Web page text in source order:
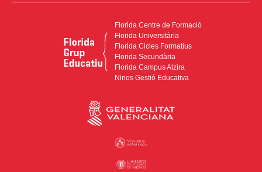
Florida Centre de Formació
Florida Universitària
Florida Cicles Formatius
Florida Secundària
Florida Campus Alzira
Ninos Gestió Educativa